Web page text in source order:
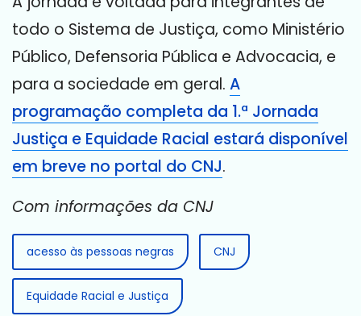
todo o Sistema de Justiça, como Ministério
Público, Defensoria Pública e Advocacia, e
para a sociedade em geral. A
programação completa da 1.ª Jornada
Justiça e Equidade Racial estará disponível
em breve no portal do CNJ.
Com informações da CNJ
acesso às pessoas negras CNJ
Equidade Racial e Justiça